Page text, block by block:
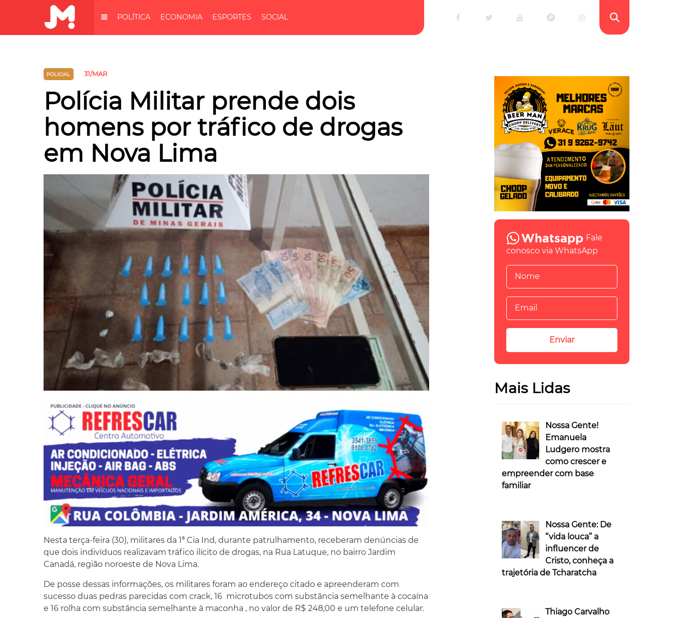
POLÍTICA ECONOMIA ESPORTES SOCIAL
POLICIAL 31/MAR
Polícia Militar prende dois
homens por tráfico de drogas
em Nova Lima
Nesta terça-feira (30), militares da 1ª Cia Ind, durante patrulhamento, receberam denúncias de
que dois indivíduos realizavam tráfico ilícito de drogas, na Rua Latuque, no bairro Jardim
Canadá, região noroeste de Nova Lima.
De posse dessas informações, os militares foram ao endereço citado e apreenderam com
sucesso duas pedras parecidas com crack, 16 microtubos com substância semelhante à cocaína
e 16 rolha com substância semelhante à maconha , no valor de R$ 248,00 e um telefone celular.
Fale
conosco via WhatsApp
Mais Lidas
Nossa Gente!
Emanuela
Ludgero mostra
como crescer e
empreender com base
familiar
Nossa Gente: De
“vida louca” a
influencer de
Cristo, conheça a
trajetória de Tcharatcha
Thiago Carvalho